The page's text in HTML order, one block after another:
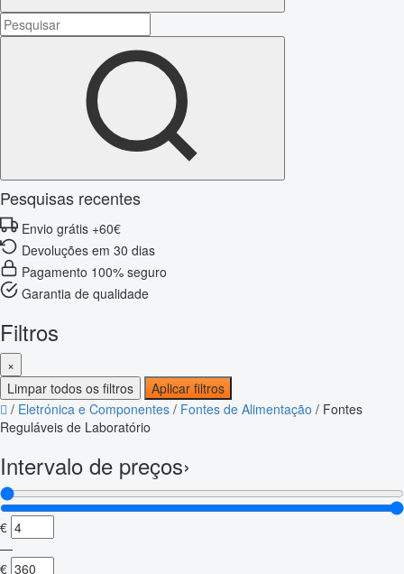
Pesquisas recentes
Envio grátis +60€
Devoluções em 30 dias
Pagamento 100% seguro
Garantia de qualidade
Filtros
×
Limpar todos os filtros
Aplicar filtros
/ Eletrónica e Componentes / Fontes de Alimentação / Fontes
Reguláveis de Laboratório
Intervalo de preços›
€
—
€